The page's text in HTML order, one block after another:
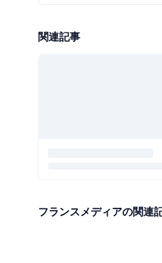
関連記事
フランスメディアの関連